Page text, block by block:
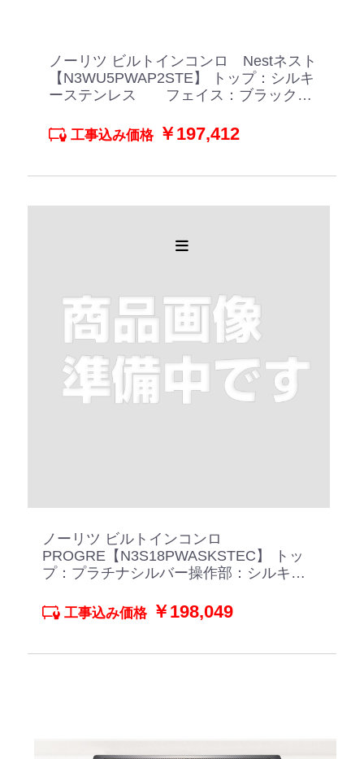
ノーリツ ビルトインコンロ Nestネスト
【N3WU5PWAP2STE】 トップ：シルキ
ーステンレス フェイス：ブラックホ
工事込み価格￥197,412
ノーリツ ビルトインコンロ
PROGRE【N3S18PWASKSTEC】 トッ
プ：プラチナシルバー操作部：シルキー
工事込み価格￥198,049